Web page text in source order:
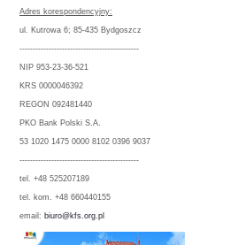
Adres korespondencyjny:
ul. Kutrowa 6; 85-435 Bydgoszcz
---------------------------------------------
NIP 953-23-36-521
KRS 0000046392
REGON 092481440
PKO Bank Polski S.A.
53 1020 1475 0000 8102 0396 9037
---------------------------------------------
tel. +48 525207189
tel. kom. +48 660440155
email: biuro@kfs.org.pl